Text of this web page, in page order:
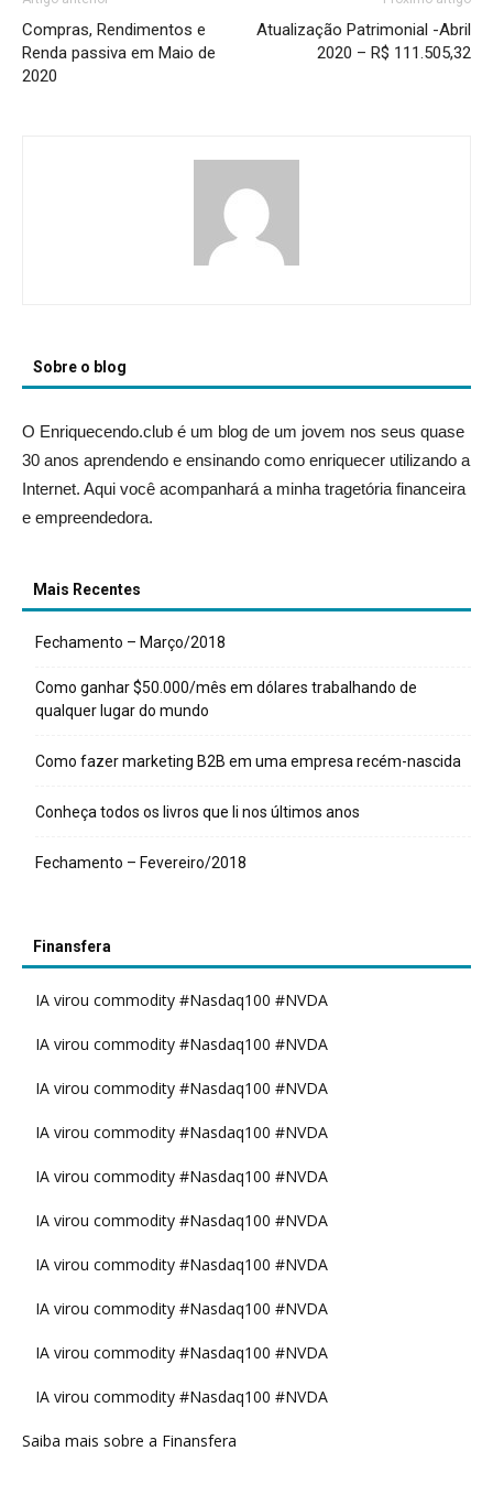
Compras, Rendimentos e
Renda passiva em Maio de
2020
Atualização Patrimonial -Abril
2020 – R$ 111.505,32
Sobre o blog
O Enriquecendo.club é um blog de um jovem nos seus quase
30 anos aprendendo e ensinando como enriquecer utilizando a
Internet. Aqui você acompanhará a minha tragetória financeira
e empreendedora.
Mais Recentes
Fechamento – Março/2018
Como ganhar $50.000/mês em dólares trabalhando de
qualquer lugar do mundo
Como fazer marketing B2B em uma empresa recém-nascida
Conheça todos os livros que li nos últimos anos
Fechamento – Fevereiro/2018
Finansfera
IA virou commodity #Nasdaq100 #NVDA
IA virou commodity #Nasdaq100 #NVDA
IA virou commodity #Nasdaq100 #NVDA
IA virou commodity #Nasdaq100 #NVDA
IA virou commodity #Nasdaq100 #NVDA
IA virou commodity #Nasdaq100 #NVDA
IA virou commodity #Nasdaq100 #NVDA
IA virou commodity #Nasdaq100 #NVDA
IA virou commodity #Nasdaq100 #NVDA
IA virou commodity #Nasdaq100 #NVDA
Saiba mais sobre a Finansfera